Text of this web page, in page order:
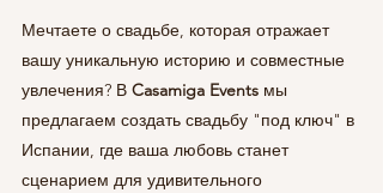
Мечтаете о свадьбе, которая отражает
вашу уникальную историю и совместные
увлечения? В Casamiga Events мы
предлагаем создать свадьбу "под ключ" в
Испании, где ваша любовь станет
сценарием для удивительного